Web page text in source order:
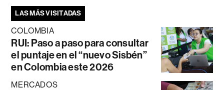
LAS MÁS VISITADAS
COLOMBIA
RUI: Paso a paso para consultar
el puntaje en el “nuevo Sisbén”
en Colombia este 2026
MERCADOS